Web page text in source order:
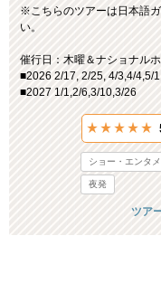
※こちらのツアーは日本語
い。
催行日：木曜＆ナショナル
■2026 2/17, 2/25, 4/3,4/4,5/
■2027 1/1,2/6,3/10,3/26
ショー・エンタメ
夜発
ツア